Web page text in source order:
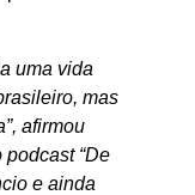
uma vida
mas
afirmou
“De
e ainda